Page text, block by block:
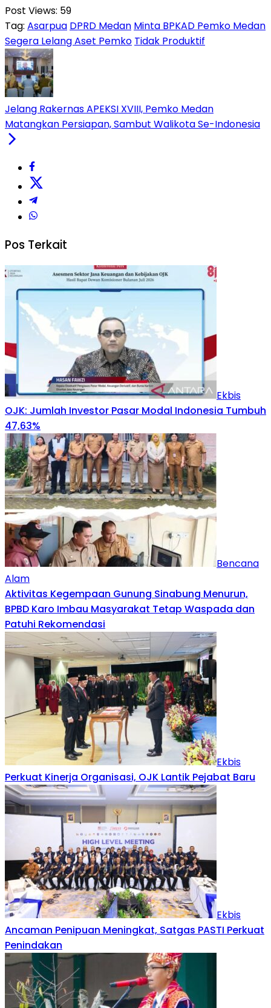
Post Views: 59
Tag: Asarpua DPRD Medan Minta BPKAD Pemko Medan
Segera Lelang Aset Pemko Tidak Produktif
Jelang Rakernas APEKSI XVIII, Pemko Medan
Matangkan Persiapan, Sambut Walikota Se-Indonesia
Pos Terkait
Ekbis
OJK: Jumlah Investor Pasar Modal Indonesia Tumbuh
47,63%
Bencana
Alam
Aktivitas Kegempaan Gunung Sinabung Menurun,
BPBD Karo Imbau Masyarakat Tetap Waspada dan
Patuhi Rekomendasi
Ekbis
Perkuat Kinerja Organisasi, OJK Lantik Pejabat Baru
Ekbis
Ancaman Penipuan Meningkat, Satgas PASTI Perkuat
Penindakan